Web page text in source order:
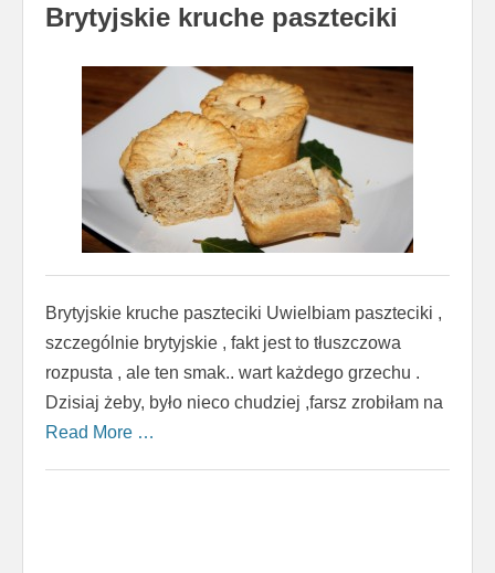
Brytyjskie kruche paszteciki
Brytyjskie kruche paszteciki Uwielbiam paszteciki ,
szczególnie brytyjskie , fakt jest to tłuszczowa
rozpusta , ale ten smak.. wart każdego grzechu .
Dzisiaj żeby, było nieco chudziej ,farsz zrobiłam na
Read More …